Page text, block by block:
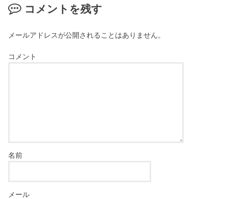
コメントを残す
メールアドレスが公開されることはありません。
コメント
名前
メール